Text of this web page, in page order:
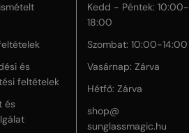
és
feltételek
és
Kedd - Péntek: 10:00-
18:00
Szombat: 10:00-14:00
Vasárnap: Zárva
Hétfő: Zárva
shop@
sunglassmagic.hu